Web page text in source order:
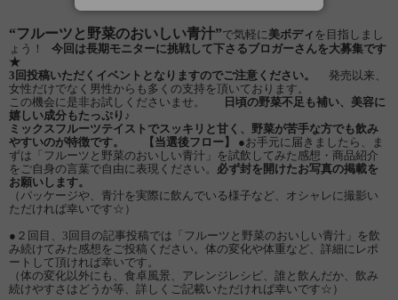
“フルーツと野菜のおいしい青汁”で気軽に美ボディ を目指しまし
ょう！ 今回は長期モニターに挑戦して下さるブロガーさんを大募集です
★
3回投稿いただくイベントとなりますのでご注意ください。
発売以来、
女性だけでなく男性からも多くの支持を頂いております。
この機会に是非お試しくださいませ。
日頃の野菜不足も補い、美容に
嬉しい成分もたっぷり♪
ミックスフルーツテイストでスッキリと甘く、野菜が苦手な方でも飲み
やすいのが特徴です。
【当選後フロー】
●お手元に届きましたら、ま
ずは「フルーツと野菜のおいしい青汁」を試飲してみた感想・商品紹介
をご自身の言葉で自由に表現ください。 必ず封を開けたお写真の掲載を
お願いします。
（パッケージや、青汁を実際に飲んでいる様子など、オシャレに撮影い
ただければ幸いです☆）
●２回目、3回目の記事投稿では「フルーツと野菜のおいしい青汁」を飲
み続けてみた感想をご投稿ください。体の変化や体重など、詳細にレポ
ートして頂ければ幸いです。
（体の変化以外にも、食卓風景、アレンジレシピ、誰と飲んだか、飲み
続けやすさはどうか等、詳しくご記載いただければ幸いです☆）